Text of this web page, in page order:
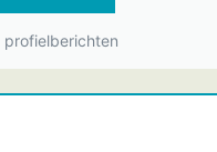
profielberichten